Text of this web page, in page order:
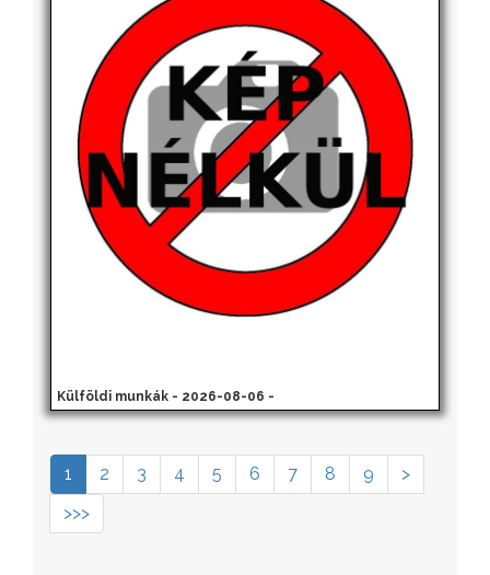
Külföldi munkák - 2026-08-06 -
1 2 3 4 5 6 7 8 9
>
>>>